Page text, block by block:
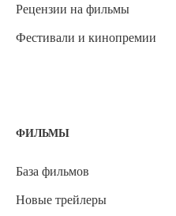
Рецензии на фильмы
Фестивали и кинопремии
ФИЛЬМЫ
База фильмов
Новые трейлеры